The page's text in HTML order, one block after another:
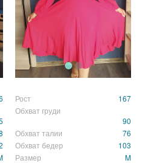
Рост
167
Обхват груди
90
Обхват талии
76
Обхват бедер
103
Размер
M